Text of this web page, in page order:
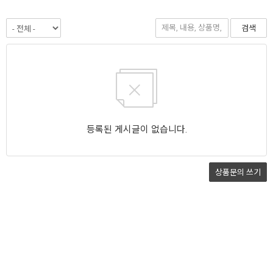
검색
등록된 게시글이 없습니다.
상품문의 쓰기